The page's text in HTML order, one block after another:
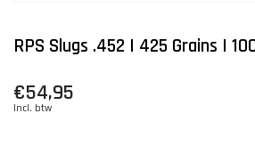
RPS Slugs .452 | 425 Grains |
€54,95
Incl. btw